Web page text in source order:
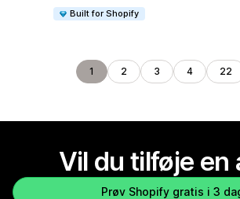
Built for Shopify
1 2 3 4 22
Vil du tilføje en
Prøv Shopify gratis i 3